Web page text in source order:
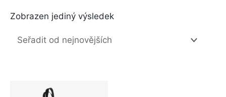
Zobrazen jediný výsledek